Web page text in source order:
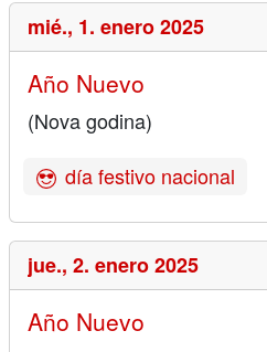
mié., 1. enero 2025
Año Nuevo
(Nova godina)
día festivo nacional
jue., 2. enero 2025
Año Nuevo